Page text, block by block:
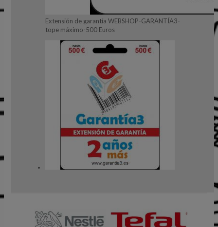
Extensión de garantía WEBSHOP-GARANTÍA3-
tope máximo-500 Euros